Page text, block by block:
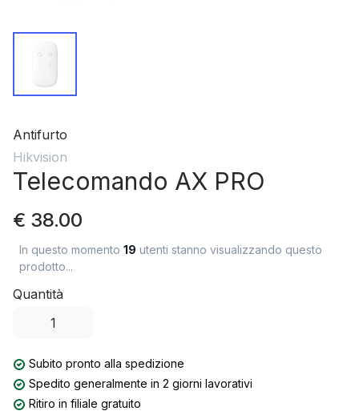
Antifurto
Hikvision
Telecomando AX PRO
€ 38.00
In questo momento 19 utenti stanno visualizzando questo
prodotto...
Quantità
Subito pronto alla spedizione
Spedito generalmente in 2 giorni lavorativi
Ritiro in filiale gratuito